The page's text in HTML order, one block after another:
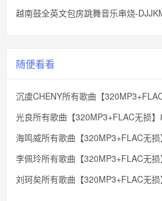
越南鼓全英文包房跳舞音乐串烧-
随便看看
沉虞CHENY所有歌曲【
光良所有歌曲【320MP3+FLAC无损
海鸣威所有歌曲【320MP3+FLAC无
李佩玲所有歌曲【320MP3+FLAC无
刘珂矣所有歌曲【320MP3+FLAC无